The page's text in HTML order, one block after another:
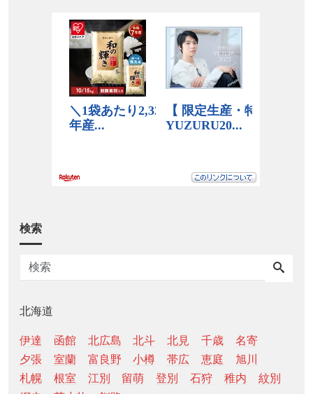
検索
北海道
伊達 函館 北広島 北斗 北見 千歳
名寄
夕張
室蘭 富良野 小樽 帯広 恵庭
旭川
札幌
根室 江別 留萌 登別 石狩 稚内
紋別